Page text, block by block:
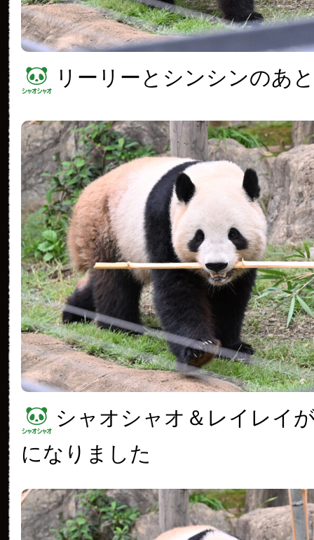
リーリーとシンシンのあ
シャオシャオ＆レイレイ
になりました